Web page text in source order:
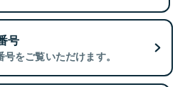
号
をご覧いただけます。